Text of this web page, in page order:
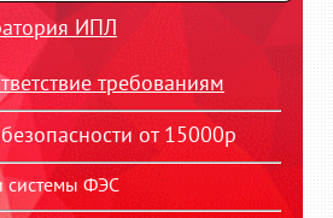
ИПЛ
требованиям
от 15000р
системы ФЭС